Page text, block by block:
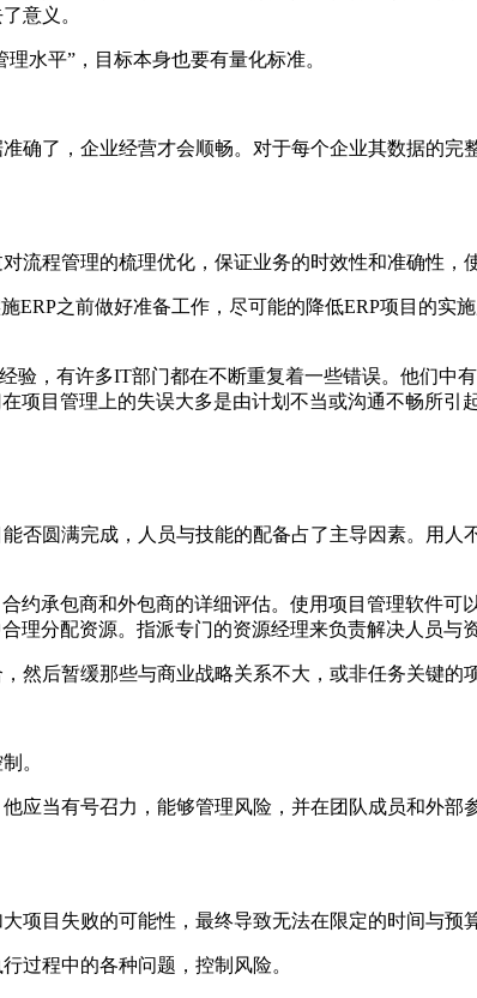
意义。
水平”，目标本身也要有量化标准。
了，企业经营才会顺畅。对于每个企业其数据的完
程管理的梳理优化，保证业务的时效性和准确性，
之前做好准备工作，尽可能的降低ERP项目的实
，有许多IT部门都在不断重复着一些错误。他们中
目管理上的失误大多是由计划不当或沟通不畅所引
圆满完成，人员与技能的配备占了主导因素。用人
承包商和外包商的详细评估。使用项目管理软件可
分配资源。指派专门的资源经理来负责解决人员与
后暂缓那些与商业战略关系不大，或非任务关键的
。
当有号召力，能够管理风险，并在团队成员和外部
目失败的可能性，最终导致无法在限定的时间与预算
程中的各种问题，控制风险。